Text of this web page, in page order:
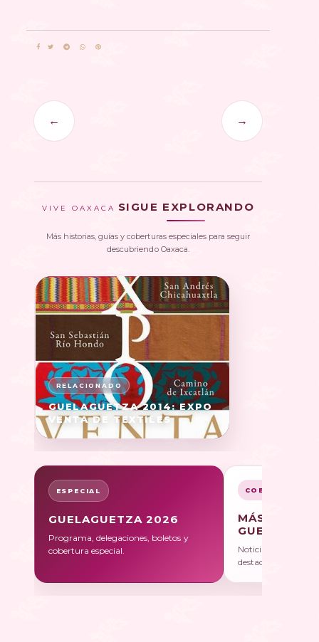
← →
VIVE OAXACA SIGUE EXPLORANDO
Más historias, guías y coberturas especiales para seguir
descubriendo Oaxaca.
GUELAGUETZA 2014: EXPO
VENTA DE TEXTILES
ESPECIAL
GUELAGUETZA 2026
Programa, delegaciones, boletos y
cobertura especial.
COBERTURA
MÁS SOBRE
Noticias, galerías y
destacadas.